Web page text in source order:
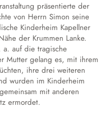
präsentierte der
von Herrn Simon seine
Kinderheim Kapellner
der Krummen Lanke.
a. auf die tragische
Mutter gelang es, mit ihrem
ihre drei weiteren
wurden im Kinderheim
mit anderen
ermordet.